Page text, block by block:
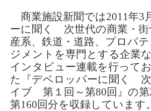
商業施設新聞では2011年3
ーに聞く 次世代の商業・
産系、鉄道・道路、プロパ
ジメントを専門とする企業
インタビュー連載を行って
た『デベロッパーに聞く
イブ 第１回～第80回』の
第160回分を収録しています。